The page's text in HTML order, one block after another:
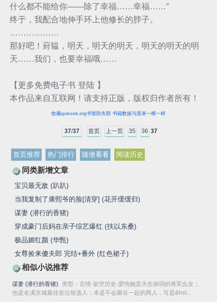
什么都不能给你——除了幸福……幸福……”
终于，我配合地伸手环上他修长的脖子。
………………
那好吧！葑韫，明天，明天的明天，明天的明天的明
天……我们，也要幸福哦……
【更多免费电子书 登陆 】
本作品来自互联网！请支持正版，版权归作者所有！
收藏qubook.org书签防失联 书籍数据与原来一模一样
37/37 首页 上一页 35 36 37
首页推荐 热门排行 随便看看 阅读历史
同类新增文章
宝贝最无敌 (趴趴)
当我复制了康熙爷的脸[清穿] (花开缓缓归)
谋妻 (潜行的香猪)
穿成豪门后妈在亲子综艺爆红 (扶以东桑)
极品媚红颜 (华甄)
女尊捡来傻夫郎 完结+番外 (红色裙子)
相似小说推荐
谋妻 (潜行的香猪) 类型：言情-架空历史-爱情她是天生病弱的将军幺女；
他是名满京城最佳皇位候选人；本是不会聚在一起的两人，可是&hel...